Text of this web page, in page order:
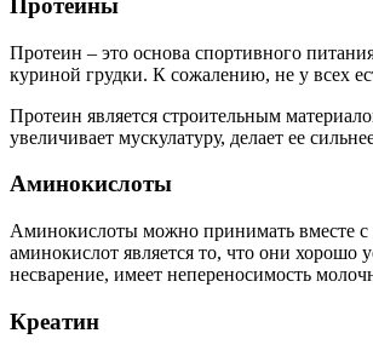
Протеины
Протеин – это основа спортивного
куриной грудки. К сожалению, не у всех
Протеин является строительным
увеличивает мускулатуру, делает ее
Аминокислоты
Аминокислоты можно принимать вместе с
аминокислот является то, что они
несварение, имеет непереносимость
Креатин